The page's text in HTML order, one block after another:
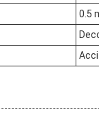
0.5